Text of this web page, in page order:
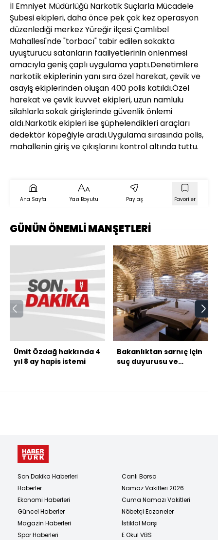
İl Emniyet Müdürlüğü Narkotik Suçlarla Mücadele
Şubesi ekipleri, daha önce pek çok kez operasyon
düzenlediği merkez Yüreğir ilçesi Çamlıbel
Mahallesi'nde "torbacı" tabir edilen sokakta
uyuşturucu satanların faaliyetlerinin önlenmesi
amacıyla geniş çaplı uygulama yaptı.Denetimlere
narkotik ekiplerinin yanı sıra özel harekat, çevik ve
asayiş ekiplerinden oluşan 400 polis katıldı.Özel
harekat ve çevik kuvvet ekipleri, uzun namlulu
silahlarla sokak girişlerinde güvenlik önlemi
aldı.Narkotik ekipleri ise şüphelendikleri araçları
dedektör köpeğiyle aradı.Uygulama sırasında polis,
mahallenin giriş ve çıkışlarını kontrol altında tuttu.
Ana Sayfa Yazı Boyutu Paylaş Favoriler
GÜNÜN ÖNEMLİ MANŞETLERİ
Ümit Özdağ hakkında 4
yıl 8 ay hapis istemi
Bakanlıktan sarnıç için
suç duyurusu ve
Son Dakika Haberleri
Haberler
Ekonomi Haberleri
Güncel Haberler
Magazin Haberleri
Spor Haberleri
Canlı Borsa
Namaz Vakitleri 2026
Cuma Namazı Vakitleri
Nöbetçi Eczaneler
İstiklal Marşı
E Okul VBS